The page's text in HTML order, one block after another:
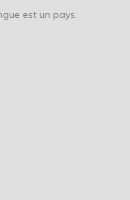
est un pays.